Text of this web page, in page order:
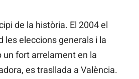
de la història. El 2004 el
les eleccions generals i la
un fort arrelament en la
es trasllada a València.